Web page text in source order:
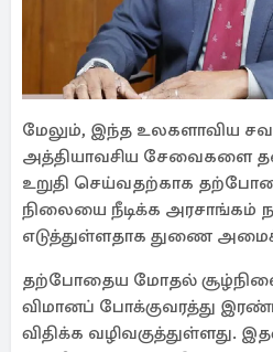
மேலும், இந்த உலகளாவிய
அத்தியாவசிய சேவைகளை
உறுதி செய்வதற்காக
நிலையை நீடிக்க அரசாங்கம்
எடுத்துள்ளதாக துணை
தற்போதைய மோதல்
விமானப் போக்குவரத்து
விதிக்க வழிவகுத்துள்ளது.